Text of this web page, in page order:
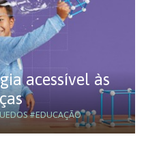
acessível às
#EDUCAÇÃO